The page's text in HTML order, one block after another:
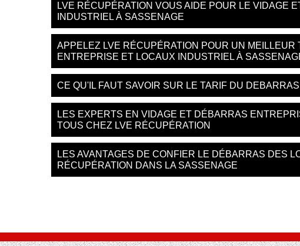
LVE RÉCUPÉRATION VOUS AIDE POUR LE VIDAGE
INDUSTRIEL À SASSENAGE
APPELEZ LVE RÉCUPÉRATION POUR UN MEILLEUR
ENTREPRISE ET LOCAUX INDUSTRIEL À
CE QU'IL FAUT SAVOIR SUR LE TARIF DU
LES EXPERTS EN VIDAGE ET DÉBARRAS
TOUS CHEZ LVE RÉCUPÉRATION
LES AVANTAGES DE CONFIER LE DÉBARRAS DES
RÉCUPÉRATION DANS LA SASSENAGE